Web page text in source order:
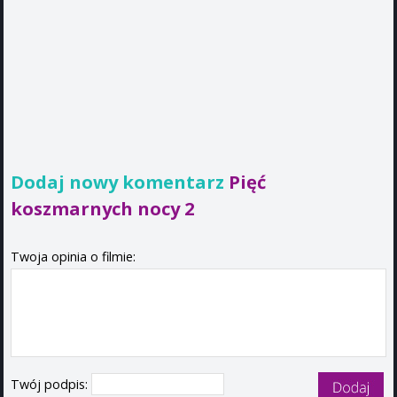
Dodaj nowy komentarz Pięć
koszmarnych nocy 2
Twoja opinia o filmie:
Twój podpis: